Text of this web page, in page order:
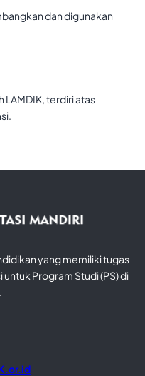
dan digunakan
LAMDIK, terdiri atas
yang memiliki tugas
Program Studi (PS) di